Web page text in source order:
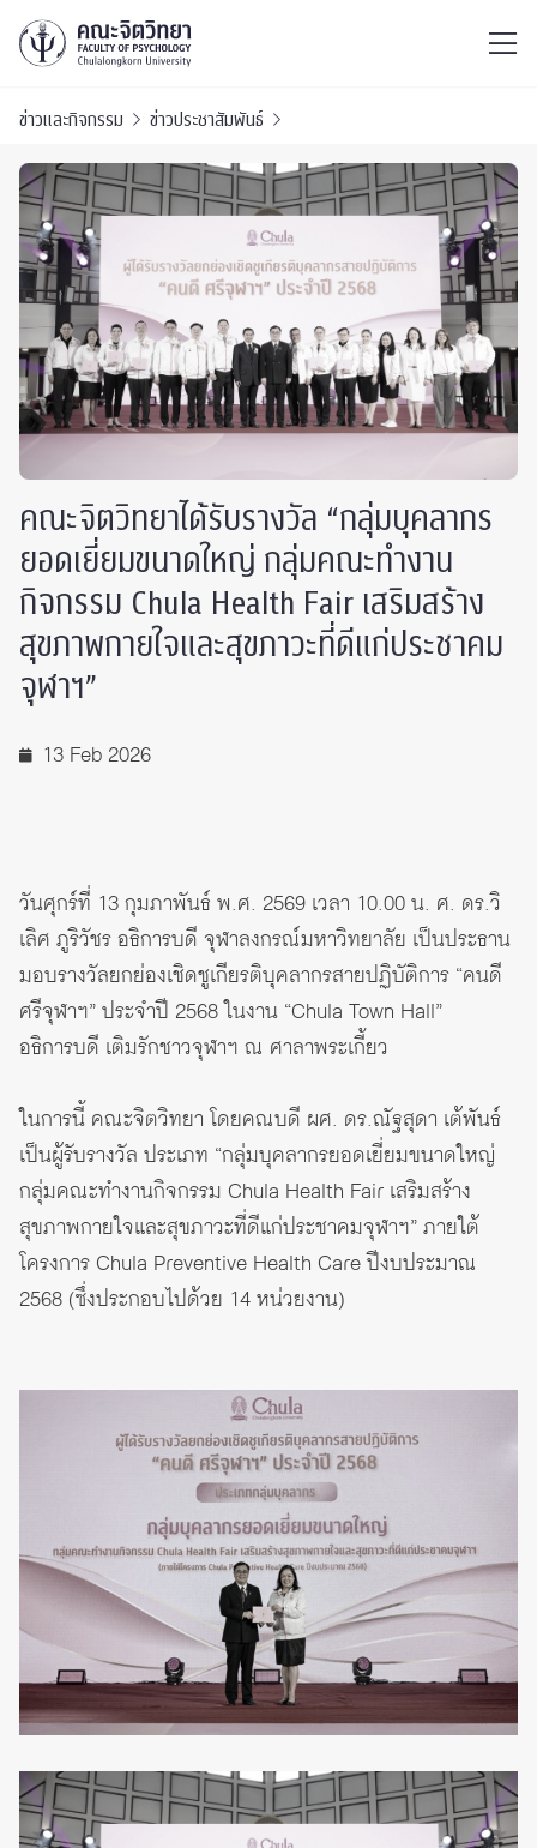
ข่าวและกิจกรรม ข่าวประชาสัมพันธ์
คณะจิตวิทยาได้รับรางวัล “กลุ่มบุคลากร
ยอดเยี่ยมขนาดใหญ่ กลุ่มคณะทำงาน
กิจกรรม Chula Health Fair เสริมสร้าง
สุขภาพกายใจและสุขภาวะที่ดีแก่ประชาคม
จุฬาฯ”
13 Feb 2026
วันศุกร์ที่ 13 กุมภาพันธ์ พ.ศ. 2569 เวลา 10.00 น. ศ. ดร.วิ
เลิศ ภูริวัชร อธิการบดี จุฬาลงกรณ์มหาวิทยาลัย เป็นประธาน
มอบรางวัลยกย่องเชิดชูเกียรติบุคลากรสายปฏิบัติการ “คนดี
ศรีจุฬาฯ” ประจำปี 2568 ในงาน “Chula Town Hall”
อธิการบดี เติมรักชาวจุฬาฯ ณ ศาลาพระเกี้ยว
ในการนี้ คณะจิตวิทยา โดยคณบดี ผศ. ดร.ณัฐสุดา เต้พันธ์
เป็นผู้รับรางวัล ประเภท “กลุ่มบุคลากรยอดเยี่ยมขนาดใหญ่
กลุ่มคณะทำงานกิจกรรม Chula Health Fair เสริมสร้าง
สุขภาพกายใจและสุขภาวะที่ดีแก่ประชาคมจุฬาฯ” ภายใต้
โครงการ Chula Preventive Health Care ปีงบประมาณ
2568 (ซึ่งประกอบไปด้วย 14 หน่วยงาน)